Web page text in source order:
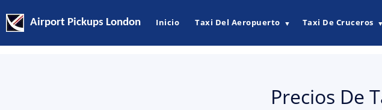
Airport Pickups London Inicio Taxi Del Aeropuerto ▼ Taxi De Cruceros ▼
Precios De